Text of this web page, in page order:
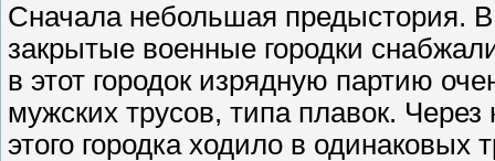
Сначала небольшая предыстория.
закрытые военные городки
в этот городок изрядную партию
мужских трусов, типа плавок.
этого городка ходило в одинаковых